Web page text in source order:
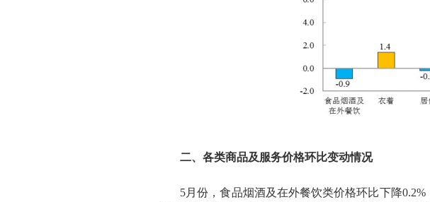
二、各类商品及服务价格环比变动情况
5月份，食品烟酒及在外餐饮类价格环比下降0.2%